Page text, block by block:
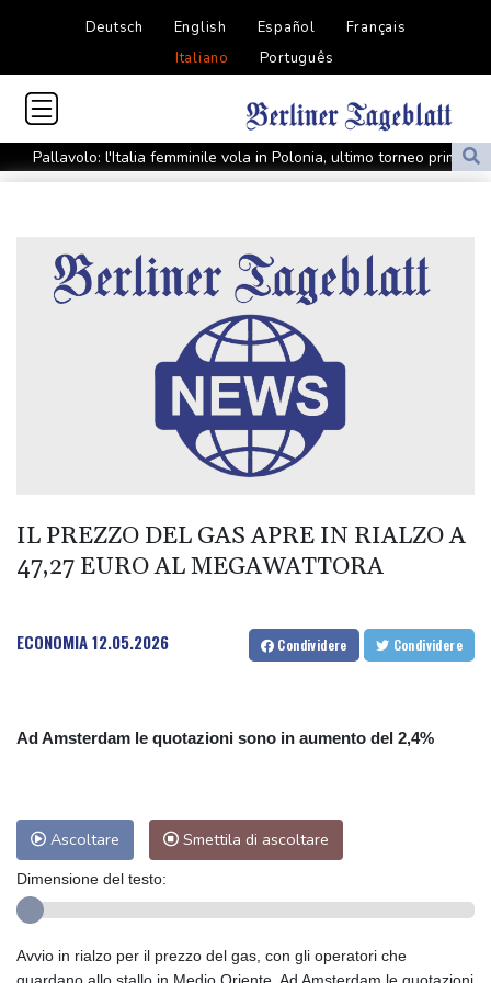
Deutsch English Español
Français
Italiano
Português
Pallavolo: l'Italia femminile vola in Polonia, ultimo torneo prima
degli Europei
nel sud-ovest
Media, nuova incursione israeliana in Siria. Carri armati e militari
nel sud-ovest
Calcio: la Fifa difende Infantino, "qualcuno vuole indebolire noi e
Metsola, 'il popolo della Bielorussia sarà libero, Ue al suo fianco'
Iran, 'accordo con Oman non significa riapertura Stretto Hormuz'
Nyt, 'la guerra prosciuga le scorte di missili statunitensi'
Morto a Roma Massimiliano Cencelli, padre del famoso 'manuale'
Atletica: Mondiali U20, due ori per l'Italia nel lungo e staffetta
IL PREZZO DEL GAS APRE IN RIALZO A
47,27 EURO AL MEGAWATTORA
ECONOMIA12.05.2026 Condividere Condividere
Ad Amsterdam le quotazioni sono in aumento del 2,4%
Ascoltare Smettila di ascoltare
Dimensione del testo:
Avvio in rialzo per il prezzo del gas, con gli operatori che